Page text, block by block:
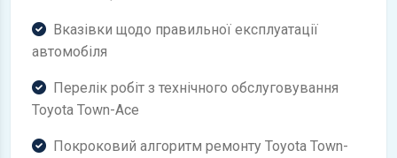
Вказівки щодо правильної експлуатації
автомобіля
Перелік робіт з технічного обслуговування
Toyota Town-Ace
Покроковий алгоритм ремонту Toyota Town-